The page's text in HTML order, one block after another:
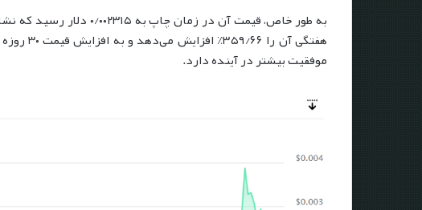
موفقیت بیشتر در آینده دارد.